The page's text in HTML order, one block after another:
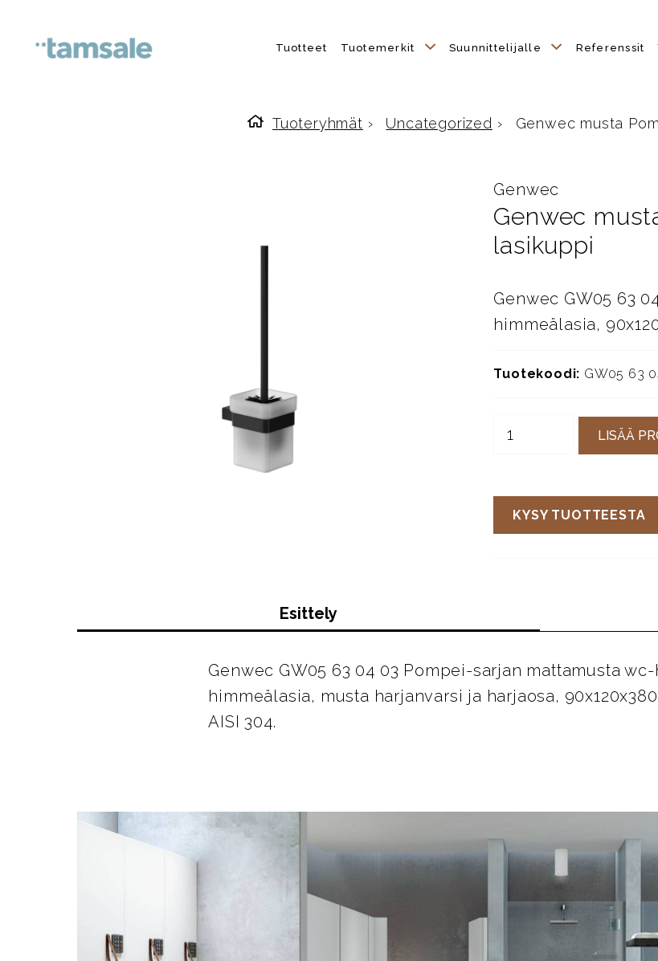
Tuotteet Tuotemerkit Suunnittelijalle Referenssit
Etusivulle
Tuoteryhmät › Uncategorized › Genwec musta
Genwec
Genwec
lasikuppi
Genwec GW05 63
himmeälasia,
Tuotekoodi: GW05 63
LISÄÄ
KYSY TUOTTEESTA
Esittely
Genwec GW05 63 04 03 Pompei-sarjan mattamusta
himmeälasia, musta harjanvarsi ja harjaosa,
AISI 304.